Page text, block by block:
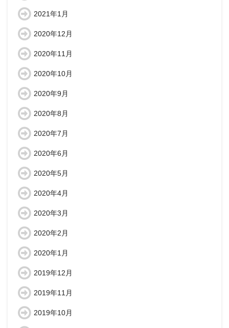
2021年1月
2020年12月
2020年11月
2020年10月
2020年9月
2020年8月
2020年7月
2020年6月
2020年5月
2020年4月
2020年3月
2020年2月
2020年1月
2019年12月
2019年11月
2019年10月